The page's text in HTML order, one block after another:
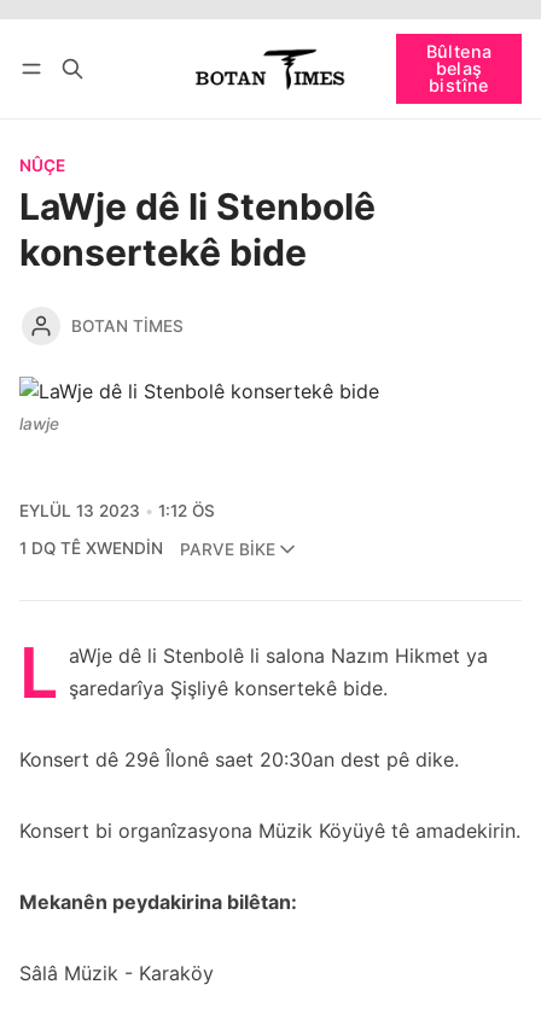
Bûltena
belaş
bistîne
bişopîne
NÛÇE
LaWje dê li Stenbolê
konsertekê bide
BOTAN TIMES
lawje
EYLÜL 13 2023
1:12 ÖS
1 DQ TÊ XWENDIN
PARVE BIKE
L aWje dê li Stenbolê li salona Nazım Hikmet ya
şaredarîya Şişliyê konsertekê bide.
Konsert dê 29ê Îlonê saet 20:30an dest pê dike.
Konsert bi organîzasyona Müzik Köyüyê tê amadekirin.
Mekanên peydakirina bilêtan:
Sâlâ Müzik - Karaköy